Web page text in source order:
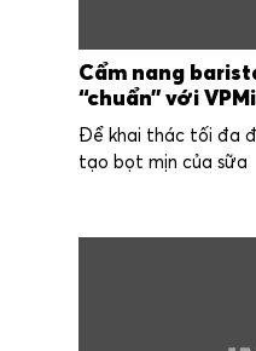
Cẩm nang
“chuẩn” với
Để khai thác tối đa
tạo bọt mịn của sữa